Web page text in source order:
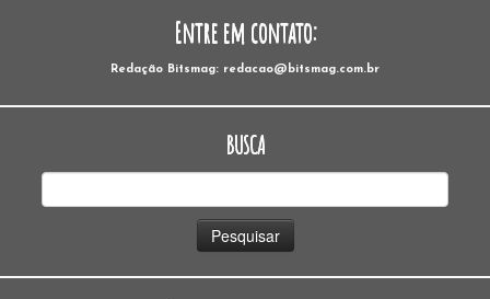
Entre em contato:
Redação Bitsmag: redacao@bitsmag.com.br
BUSCA